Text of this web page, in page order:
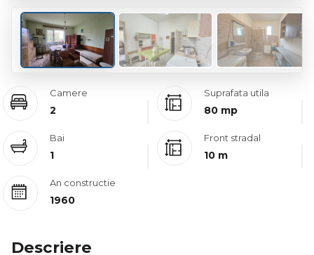
Camere
2
Suprafata utila
80 mp
Bai
1
Front stradal
10 m
An constructie
1960
Descriere